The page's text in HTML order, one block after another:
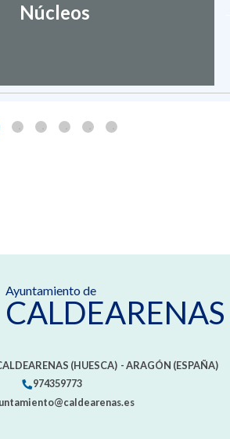
Núcleos
Ayuntamiento de
CALDEARENAS
(HUESCA) - ARAGÓN (ESPAÑA)
974359773